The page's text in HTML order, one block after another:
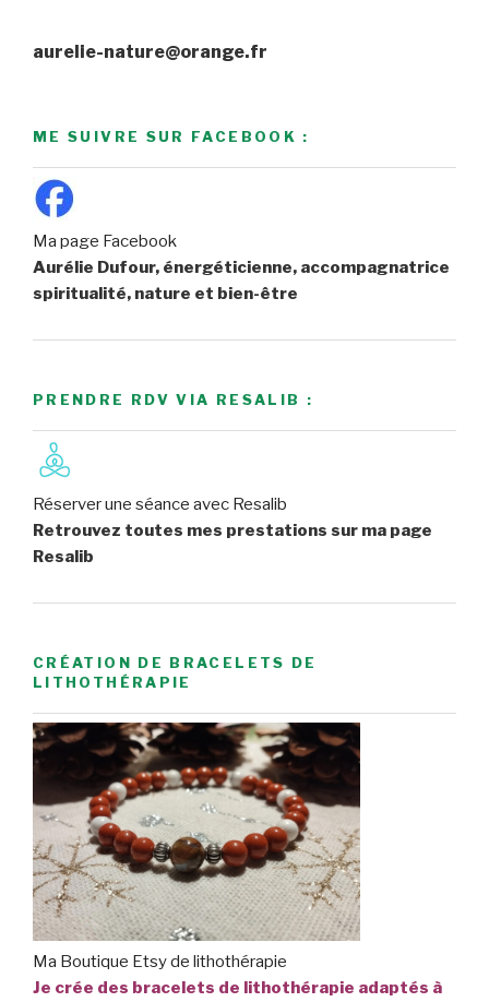
aurelie-nature@orange.fr
ME SUIVRE SUR FACEBOOK :
Ma page Facebook
Aurélie Dufour, énergéticienne, accompagnatrice
spiritualité, nature et bien-être
PRENDRE RDV VIA RESALIB :
Réserver une séance avec Resalib
Retrouvez toutes mes prestations sur ma page
Resalib
CRÉATION DE BRACELETS DE
LITHOTHÉRAPIE
Ma Boutique Etsy de lithothérapie
Je crée des bracelets de lithothérapie adaptés à